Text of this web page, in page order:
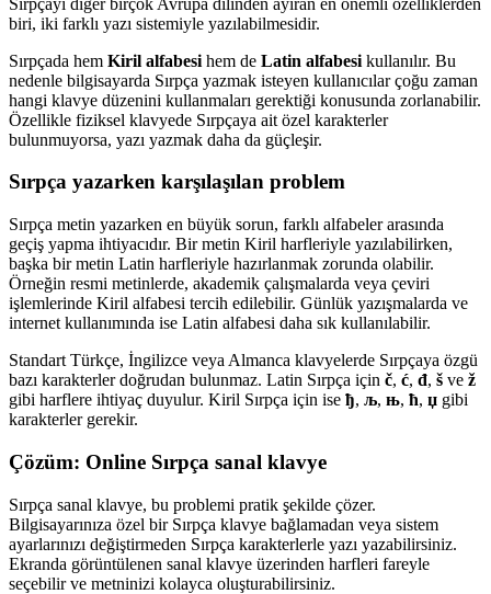
biri, iki farklı yazı sistemiyle yazılabilmesidir.
Sırpçada hem Kiril alfabesi hem de Latin alfabesi kullanılır. Bu
nedenle bilgisayarda Sırpça yazmak isteyen kullanıcılar çoğu zaman
hangi klavye düzenini kullanmaları gerektiği konusunda zorlanabilir.
Özellikle fiziksel klavyede Sırpçaya ait özel karakterler
bulunmuyorsa, yazı yazmak daha da güçleşir.
Sırpça yazarken karşılaşılan problem
Sırpça metin yazarken en büyük sorun, farklı alfabeler arasında
geçiş yapma ihtiyacıdır. Bir metin Kiril harfleriyle yazılabilirken,
başka bir metin Latin harfleriyle hazırlanmak zorunda olabilir.
Örneğin resmi metinlerde, akademik çalışmalarda veya çeviri
işlemlerinde Kiril alfabesi tercih edilebilir. Günlük yazışmalarda ve
internet kullanımında ise Latin alfabesi daha sık kullanılabilir.
Standart Türkçe, İngilizce veya Almanca klavyelerde Sırpçaya özgü
bazı karakterler doğrudan bulunmaz. Latin Sırpça için č, ć, đ, š ve ž
gibi harflere ihtiyaç duyulur. Kiril Sırpça için ise ђ, љ, њ, ћ, џ gibi
karakterler gerekir.
Çözüm: Online Sırpça sanal klavye
Sırpça sanal klavye, bu problemi pratik şekilde çözer.
Bilgisayarınıza özel bir Sırpça klavye bağlamadan veya sistem
ayarlarınızı değiştirmeden Sırpça karakterlerle yazı yazabilirsiniz.
Ekranda görüntülenen sanal klavye üzerinden harfleri fareyle
seçebilir ve metninizi kolayca oluşturabilirsiniz.